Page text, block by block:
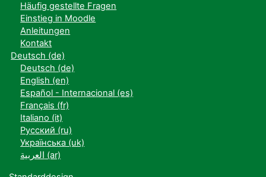
Häufig gestellte Fragen
Einstieg in Moodle
Anleitungen
Kontakt
Deutsch ‎(de)‎
Deutsch ‎(de)‎
English ‎(en)‎
Español - Internacional ‎(es)‎
Français ‎(fr)‎
Italiano ‎(it)‎
Русский ‎(ru)‎
Українська ‎(uk)‎
العربية ‎(ar)‎